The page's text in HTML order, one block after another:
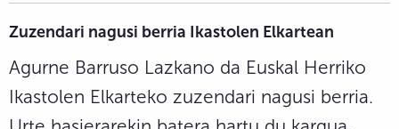
Zuzendari nagusi berria Ikastolen Elkartean
Agurne Barruso Lazkano da Euskal Herriko
Ikastolen Elkarteko zuzendari nagusi berria.